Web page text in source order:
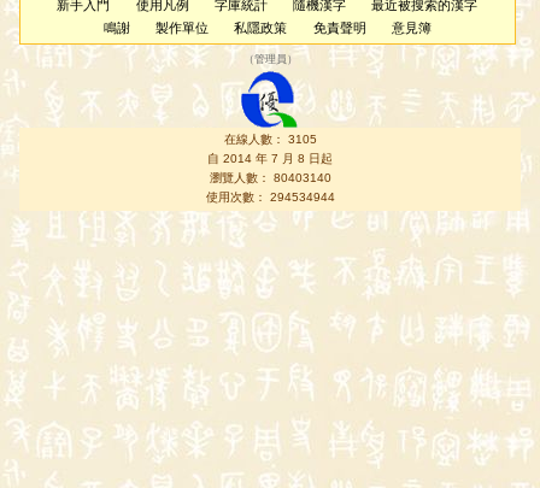
新手入門 使用凡例 字庫統計 隨機漢字
最近被搜索的漢字
鳴謝
製作單位 私隱政策 免責聲明 意見簿
（管理員 ）
在線人數： 3105
自 2014 年 7 月 8 日起
瀏覽人數： 80403140
使用次數： 294534944